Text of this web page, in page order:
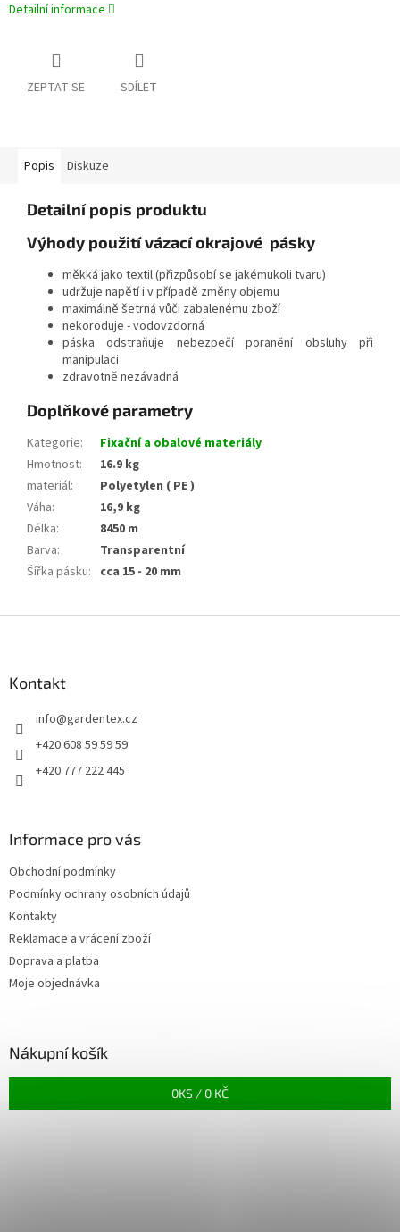
Detailní informace
ZEPTAT SE SDÍLET
Popis Diskuze
Detailní popis produktu
Výhody použití vázací okrajové pásky
měkká jako textil (přizpůsobí se jakémukoli tvaru)
udržuje napětí i v případě změny objemu
maximálně šetrná vůči zabalenému zboží
nekoroduje - vodovzdorná
páska odstraňuje nebezpečí poranění obsluhy při
manipulaci
zdravotně nezávadná
Doplňkové parametry
Kategorie:
Fixační a obalové materiály
Hmotnost:
16.9 kg
materiál:
Polyetylen ( PE )
Váha:
16,9 kg
Délka:
8450 m
Barva:
Transparentní
Šířka pásku: cca 15 - 20 mm
Kontakt
info@gardentex.cz
+420 608 59 59 59
+420 777 222 445
Informace pro vás
Obchodní podmínky
Podmínky ochrany osobních údajů
Kontakty
Reklamace a vrácení zboží
Doprava a platba
Moje objednávka
Nákupní košík
0KS / 0 KČ